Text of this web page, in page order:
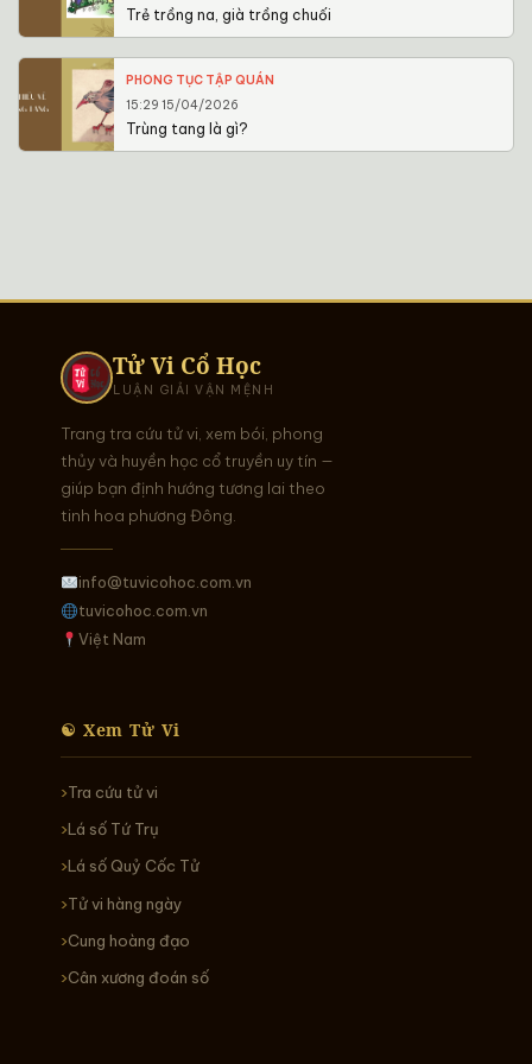
Trẻ trồng na, già trồng chuối
PHONG TỤC TẬP QUÁN
15:29 15/04/2026
Trùng tang là gì?
Tử Vi Cổ Học
LUẬN GIẢI VẬN MỆNH
Trang tra cứu tử vi, xem bói, phong
thủy và huyền học cổ truyền uy tín —
giúp bạn định hướng tương lai theo
tinh hoa phương Đông.
info@tuvicohoc.com.vn
tuvicohoc.com.vn
Việt Nam
☯ Xem Tử Vi
Tra cứu tử vi
Lá số Tứ Trụ
Lá số Quỷ Cốc Tử
Tử vi hàng ngày
Cung hoàng đạo
Cân xương đoán số